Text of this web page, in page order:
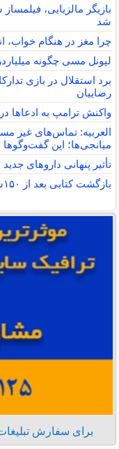
بازیگر مالزیایی،
شد
چرا مغز در هنگام خواب،
لیونل مسی چگونه
برد استقلال در بازی
رضاییان
واکنش ترامپ به ادعاها
العربیه: تماس‌های غیر
میانجی‌ها؛ این
تأثیر پنهانی داروهای
بازگشت کتابی بعد از ۱۵۰سال
برای سفارش